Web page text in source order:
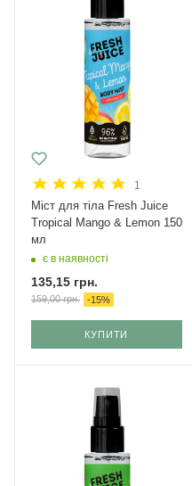
1
Міст для тіла Fresh Juice
Tropical Mango & Lemon 150
мл
є в наявності
135,15 грн.
159,00грн. -15%
КУПИТИ